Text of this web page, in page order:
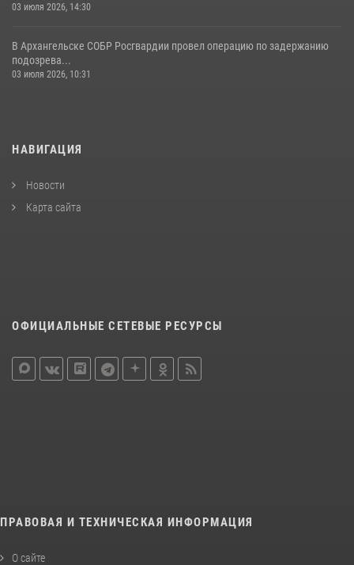
03 июля 2026, 14:30
В Архангельске СОБР Росгвардии провел операцию по задержанию
подозрева...
03 июля 2026, 10:31
НАВИГАЦИЯ
Новости
Карта сайта
ОФИЦИАЛЬНЫЕ СЕТЕВЫЕ РЕСУРСЫ
ПРАВОВАЯ И ТЕХНИЧЕСКАЯ ИНФОРМАЦИЯ
О сайте